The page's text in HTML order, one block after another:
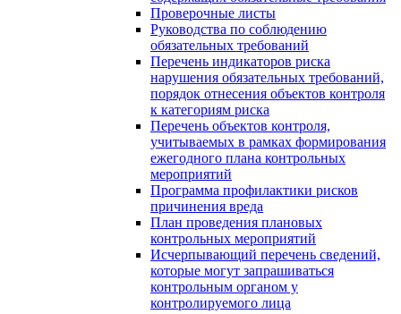
Проверочные листы
Руководства по соблюдению
обязательных требований
Перечень индикаторов риска
нарушения обязательных требований,
порядок отнесения объектов контроля
к категориям риска
Перечень объектов контроля,
учитываемых в рамках формирования
ежегодного плана контрольных
мероприятий
Программа профилактики рисков
причинения вреда
План проведения плановых
контрольных мероприятий
Исчерпывающий перечень сведений,
которые могут запрашиваться
контрольным органом у
контролируемого лица